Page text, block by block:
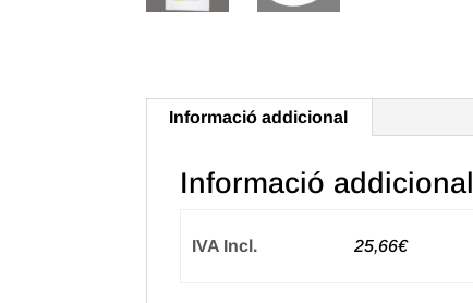
Informació addicional
Informació addicional
IVA Incl. 25,66€